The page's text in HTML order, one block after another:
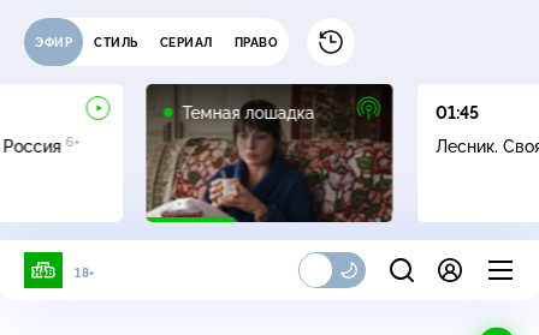
ЭФИР СТИЛЬ СЕРИАЛ ПРАВО
Россия6+
Темная лошадка
16+
01:45
Лесник.
18+